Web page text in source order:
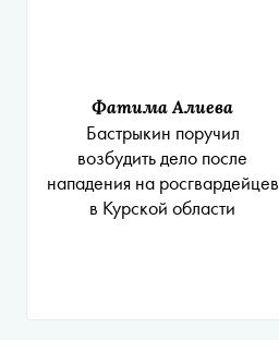
Фатима Алиева
Бастрыкин поручил
возбудить дело после
нападения на росгвардейцев
в Курской области